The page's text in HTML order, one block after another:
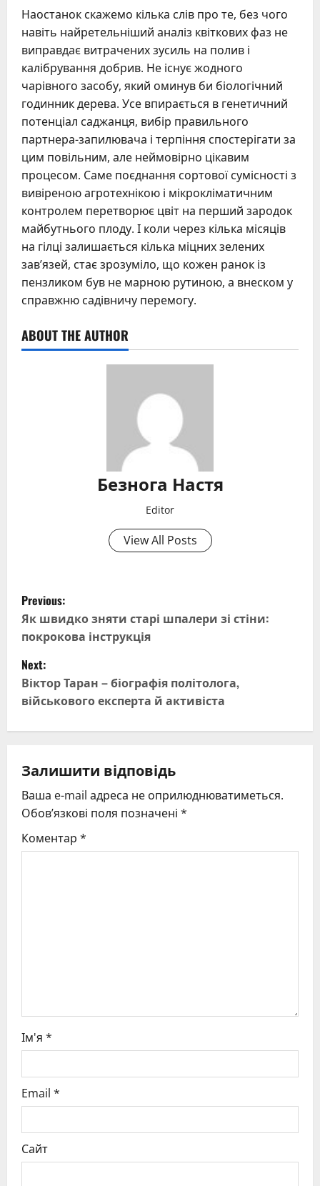
Наостанок скажемо кілька слів про те, без чого
навіть найретельніший аналіз квіткових фаз не
виправдає витрачених зусиль на полив і
калібрування добрив. Не існує жодного
чарівного засобу, який оминув би біологічний
годинник дерева. Усе впирається в генетичний
потенціал саджанця, вибір правильного
партнера-запилювача і терпіння спостерігати за
цим повільним, але неймовірно цікавим
процесом. Саме поєднання сортової сумісності з
вивіреною агротехнікою і мікрокліматичним
контролем перетворює цвіт на перший зародок
майбутнього плоду. І коли через кілька місяців
на гілці залишається кілька міцних зелених
зав’язей, стає зрозуміло, що кожен ранок із
пензликом був не марною рутиною, а внеском у
справжню садівничу перемогу.
ABOUT THE AUTHOR
Безнога Настя
Editor
View All Posts
P
o
s
t
n
v
i
g
Previous:
Як швидко зняти старі шпалери зі стіни:
покрокова інструкція
Next:
Віктор Таран – біографія політолога,
військового експерта й активіста
Залишити відповідь
Ваша e-mail адреса не оприлюднюватиметься.
Обов’язкові поля позначені *
Коментар *
Ім'я *
Email *
Сайт